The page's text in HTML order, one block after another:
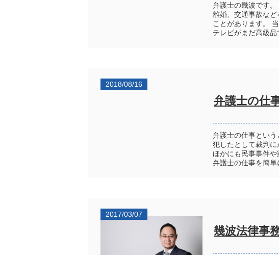
弁護士の幾波です。
離婚、交通事故な
ことがあります。
テレビがまだ高級
2018/08/16
弁護士の仕
弁護士の仕事とい
犯したとして裁判に
ほかにも民事事件
弁護士の仕事を簡
2017/03/07
幾波法律事